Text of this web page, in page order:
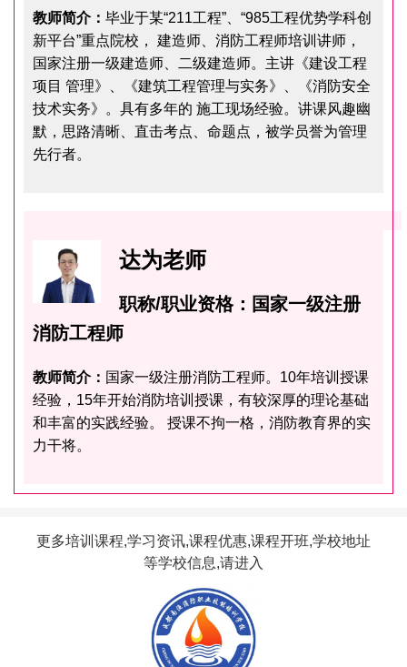
教师简介： 毕业于某“211工程”、“985工程优势学科创
新平台”重点院校， 建造师、消防工程师培训讲师，
国家注册一级建造师、二级建造师。主讲《建设工程
项目 管理》、《建筑工程管理与实务》、《消防安全
技术实务》。具有多年的 施工现场经验。讲课风趣幽
默，思路清晰、直击考点、命题点，被学员誉为管理
先行者。
达为老师
职称/职业资格：国家一级注册
消防工程师
教师简介： 国家一级注册消防工程师。10年培训授课
经验，15年开始消防培训授课，有较深厚的理论基础
和丰富的实践经验。 授课不拘一格，消防教育界的实
力干将。
更多培训课程,学习资讯,课程优惠,课程开班,学校地址
等学校信息,请进入